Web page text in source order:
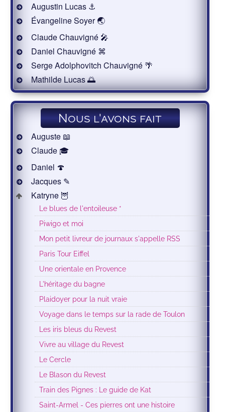
Augustin Lucas ⚓
Évangeline Soyer 🌏
Claude Chauvigné 🎤
Daniel Chauvigné ⌘
Serge Adolphovitch Chauvigné 🌴
Mathilde Lucas 🌅
Nous l'avons fait
Auguste 📖
Claude 🎓
Daniel 🍄
Jacques ✎
Katryne 🦉
Le blues de l'entoileuse *
Piwigo et moi
Mon petit livreur de journaux s'appelle RSS
Paris Tour Eiffel
Une orientale en Provence
L'héritage du bagne
Plaidoyer pour la nuit vraie
Voyage dans le temps sur la rade de Toulon
Les iris bleus du Revest
Vivre au village du Revest
Le Cercle
Le Blason du Revest
Train des Pignes : Le guide de Kat
Saint-Armel - Ces pierres ont une histoire